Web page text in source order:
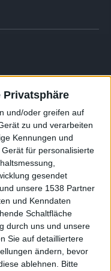
Privatsphäre
und/oder greifen auf
zu und verarbeiten
Kennungen und
für personalisierte
gesendet
unsere 1538 Partner
und Kenndaten
Schaltfläche
durch uns und unsere
Sie auf detailliertere
ändern, bevor
ablehnen. Bitte